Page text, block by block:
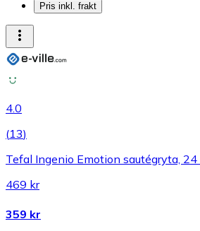
Pris inkl. frakt
4.0
(13)
Tefal Ingenio Emotion sautégryta,
469 kr
359 kr